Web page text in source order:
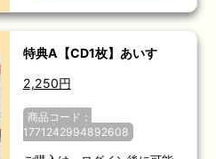
特典A【CD1枚】あいす
2,250円
商品コード：
1771242994892608